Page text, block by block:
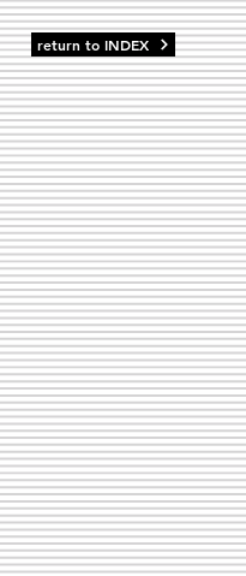
return to INDEX